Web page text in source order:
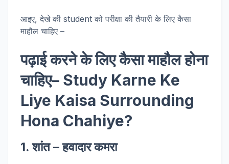
आइए, देखे की student को परीक्षा की तैयारी के लिए कैसा
माहौल चाहिए –
पढ़ाई करने के लिए कैसा माहौल होना
चाहिए– Study Karne Ke
Liye Kaisa Surrounding
Hona Chahiye?
1. शांत – हवादार कमरा